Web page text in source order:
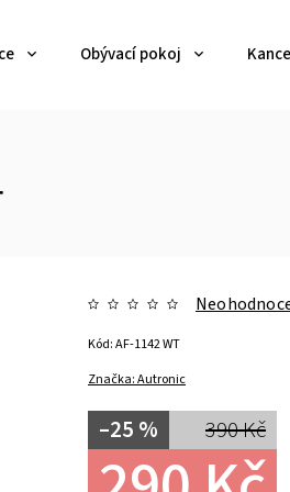
Obývací pokoj
Značka:Autronic
390 Kč
–25 %
Kód:AF-1142 WT